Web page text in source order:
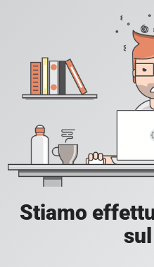
Stiamo